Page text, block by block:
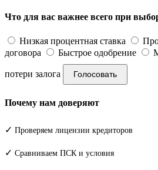
Что для вас важнее всего при
Низкая процентная ставка
договора
Быстрое одобрение
потери залога Голосовать
Почему нам доверяют
✓ Проверяем лицензии кредиторов
✓ Сравниваем ПСК и условия